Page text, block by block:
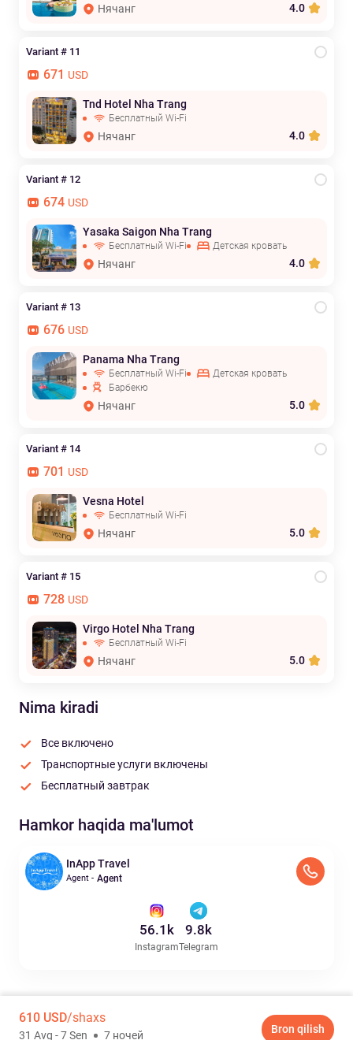
Нячанг 4.0
Variant # 11
671 USD
Tnd Hotel Nha Trang
Бесплатный Wi-Fi
Нячанг 4.0
Variant # 12
674 USD
Yasaka Saigon Nha Trang
Бесплатный Wi-Fi Детская кровать
Нячанг 4.0
Variant # 13
676 USD
Panama Nha Trang
Бесплатный Wi-Fi
Детская кровать
Барбекю
Нячанг 5.0
Variant # 14
701 USD
Vesna Hotel
Бесплатный Wi-Fi
Нячанг 5.0
Variant # 15
728 USD
Virgo Hotel Nha Trang
Бесплатный Wi-Fi
Нячанг 5.0
Nima kiradi
Все включено
Транспортные услуги включены
Бесплатный завтрак
Hamkor haqida ma'lumot
InApp Travel
Agent - Agent
56.1k
Instagram
9.8k
Telegram
610 USD/shaxs
31 Avg - 7 Sen 7 ночей Bron qilish